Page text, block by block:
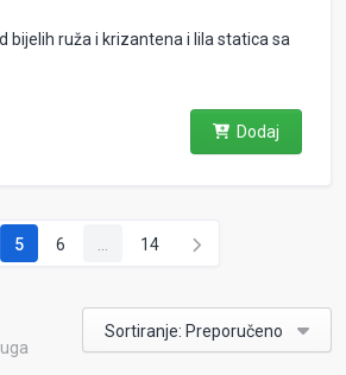
bijelih ruža i krizantena i lila statica sa
Dodaj
5 6 14
Sortiranje: Preporučeno